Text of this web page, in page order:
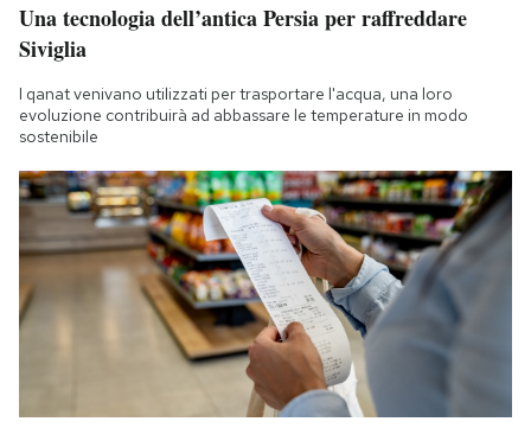
Una tecnologia dell’antica Persia per raffreddare
Siviglia
I qanat venivano utilizzati per trasportare l'acqua, una loro
evoluzione contribuirà ad abbassare le temperature in modo
sostenibile